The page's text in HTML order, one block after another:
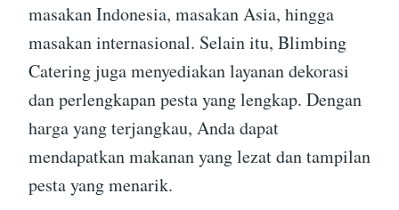
masakan Indonesia, masakan Asia, hingga
masakan internasional. Selain itu, Blimbing
Catering juga menyediakan layanan dekorasi
dan perlengkapan pesta yang lengkap. Dengan
harga yang terjangkau, Anda dapat
mendapatkan makanan yang lezat dan tampilan
pesta yang menarik.